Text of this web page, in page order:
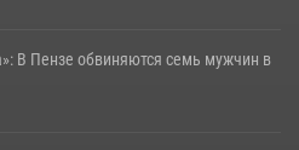
В Пензе обвиняются семь мужчин в